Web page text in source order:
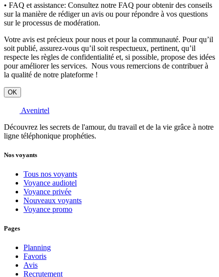
• FAQ et assistance: Consultez notre FAQ pour obtenir des conseils
sur la manière de rédiger un avis ou pour répondre à vos questions
sur le processus de modération.
Votre avis est précieux pour nous et pour la communauté. Pour qu’il
soit publié, assurez-vous qu’il soit respectueux, pertinent, qu’il
respecte les règles de confidentialité et, si possible, propose des idées
pour améliorer les services. Nous vous remercions de contribuer à
la qualité de notre plateforme !
OK
Avenirtel
Découvrez les secrets de l'amour, du travail et de la vie grâce à notre
ligne téléphonique prophéties.
Nos voyants
Tous nos voyants
Voyance audiotel
Voyance privée
Nouveaux voyants
Voyance promo
Pages
Planning
Favoris
Avis
Recrutement